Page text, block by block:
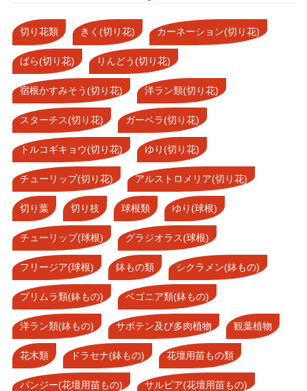
切り花類 きく(切り花) カーネーション(切り花)
ばら(切り花) りんどう(切り花)
宿根かすみそう(切り花) 洋ラン類(切り花)
スターチス(切り花) ガーベラ(切り花)
トルコギキョウ(切り花) ゆり(切り花)
チューリップ(切り花) アルストロメリア(切り花)
切り葉 切り枝 球根類 ゆり(球根)
チューリップ(球根) グラジオラス(球根)
フリージア(球根) 鉢もの類 シクラメン(鉢もの)
プリムラ類(鉢もの) ベゴニア類(鉢もの)
洋ラン類(鉢もの) サボテン及び多肉植物 観葉植物
花木類 ドラセナ(鉢もの) 花壇用苗もの類
パンジー(花壇用苗もの) サルビア(花壇用苗もの)